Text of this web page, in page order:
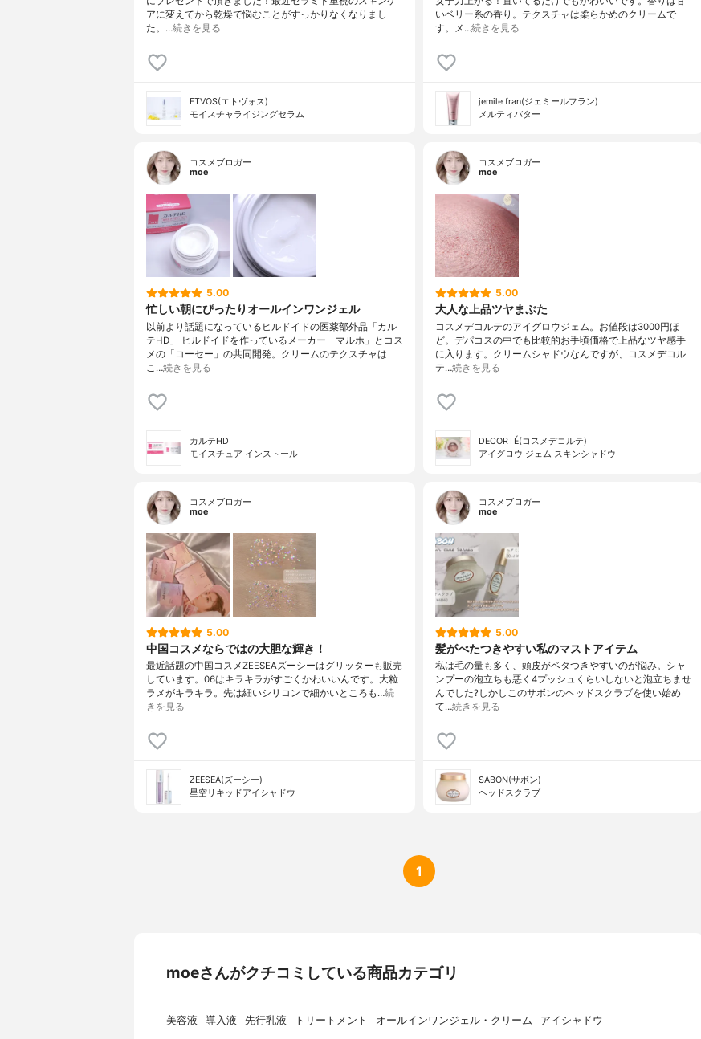
アに変えてから乾燥で悩むことがすっかりなくなりまし
た。…続きを見る
ETVOS(エトヴォス)
モイスチャライジングセラム
いベリー系の香り。テクスチャは柔らかめのクリームで
す。メ…続きを見る
jemile fran(ジェミールフラン)
メルティバター
コスメブロガー
moe
5.00
忙しい朝にぴったりオールインワンジェル
以前より話題になっているヒルドイドの医薬部外品「カル
テHD」 ヒルドイドを作っているメーカー「マルホ」とコス
メの「コーセー」の共同開発。クリームのテクスチャは
こ…続きを見る
カルテHD
モイスチュア インストール
コスメブロガー
moe
5.00
大人な上品ツヤまぶた
コスメデコルテのアイグロウジェム。お値段は3000円ほ
ど。デパコスの中でも比較的お手頃価格で上品なツヤ感手
に入ります。クリームシャドウなんですが、コスメデコル
テ…続きを見る
DECORTÉ(コスメデコルテ)
アイグロウ ジェム スキンシャドウ
コスメブロガー
moe
5.00
中国コスメならではの大胆な輝き！
最近話題の中国コスメZEESEAズーシーはグリッターも販売
しています。06はキラキラがすごくかわいいんです。大粒
ラメがキラキラ。先は細いシリコンで細かいところも…続
きを見る
ZEESEA(ズーシー)
星空リキッドアイシャドウ
コスメブロガー
moe
5.00
髪がべたつきやすい私のマストアイテム
私は毛の量も多く、頭皮がベタつきやすいのが悩み。シャ
ンプーの泡立ちも悪く4プッシュくらいしないと泡立ちませ
んでした?しかしこのサボンのヘッドスクラブを使い始め
て…続きを見る
SABON(サボン)
ヘッドスクラブ
1
moeさんがクチコミしている商品カテゴリ
美容液 導入液 先行乳液 トリートメント オールインワンジェル・クリーム アイシャドウ